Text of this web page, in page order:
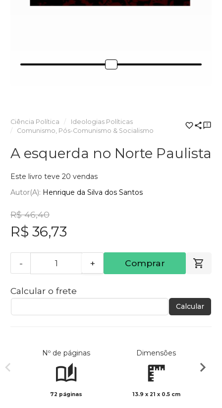
Ciência Política
Ideologias Políticas
Comunismo, Pós-Comunismo & Socialismo
A esquerda no Norte Paulista
Este livro teve 20 vendas
Autor(a): Henrique da Silva dos Santos
R$ 46,40
R$ 36,73
- + Comprar
Calcular o frete
Calcular
Nº de páginas
72 páginas
Dimensões
13.9 x 21 x 0.5 cm